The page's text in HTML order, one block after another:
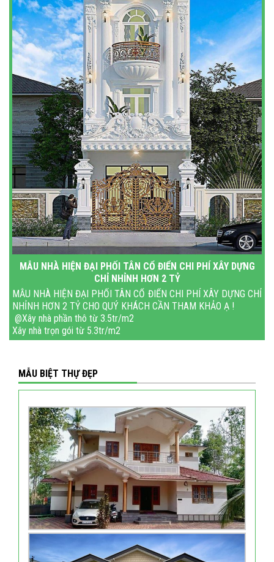
MẪU NHÀ HIỆN ĐẠI PHỐI TÂN CỔ ĐIỂN CHI PHÍ XÂY DỰNG
CHỈ NHỈNH HƠN 2 TỶ
MẪU NHÀ HIỆN ĐẠI PHỐI TÂN CỔ ĐIỂN CHI PHÍ XÂY DỰNG CHỈ
NHỈNH HƠN 2 TỶ CHO QUÝ KHÁCH CẦN THAM KHẢO Ạ !
@Xây nhà phần thô từ 3.5tr/m2
Xây nhà trọn gói từ 5.3tr/m2
Tặng tủ bếp khi xây gói chìa khóa trao tay
MẪU BIỆT THỰ ĐẸP